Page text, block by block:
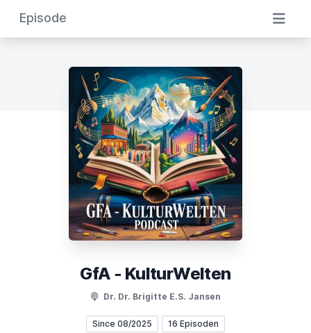
Episode
GfA - KulturWelten
Dr. Dr. Brigitte E.S. Jansen
Since 08/2025 16 Episoden